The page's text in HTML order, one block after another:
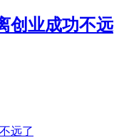
创业成功不远